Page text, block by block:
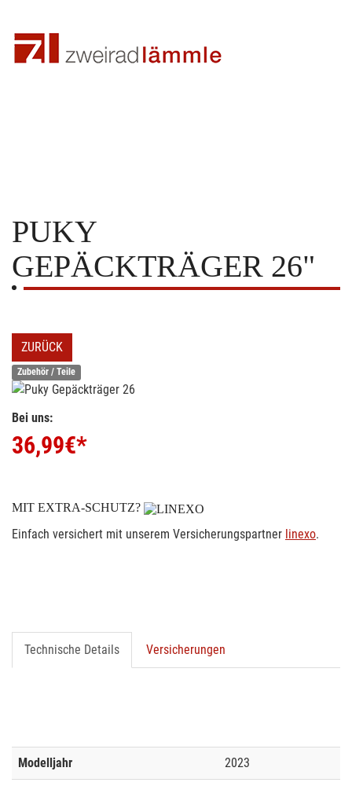
PUKY
GEPÄCKTRÄGER 26"
ZURÜCK
Zubehör / Teile
Bei uns:
36,99€*
MIT EXTRA-SCHUTZ?
Einfach versichert mit unserem Versicherungspartner linexo.
Technische Details Versicherungen
Modelljahr 2023